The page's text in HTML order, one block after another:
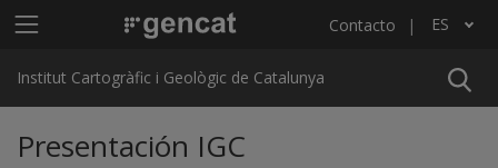
Menú principal ICGC Contacto ES
Lista adicional de acciones
Institut Cartogràfic i Geològic de Catalunya
Presentación IGC